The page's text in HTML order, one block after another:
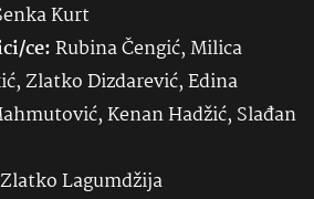
Kurt
ce:Rubina Čengić, Milica
Zlatko Dizdarević, Edina
Kenan Hadžić, Slađan
Zlatko Lagumdžija